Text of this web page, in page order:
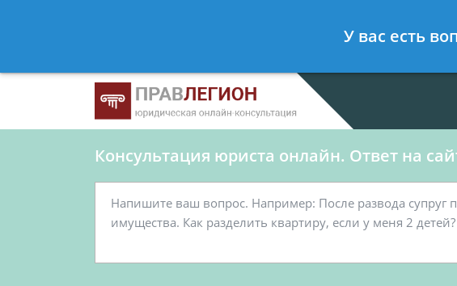
- Юрист по гражданскому
Консультация юриста онлайн. Ответ на
У вас есть